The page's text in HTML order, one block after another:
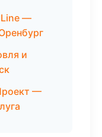
Line —
и
—